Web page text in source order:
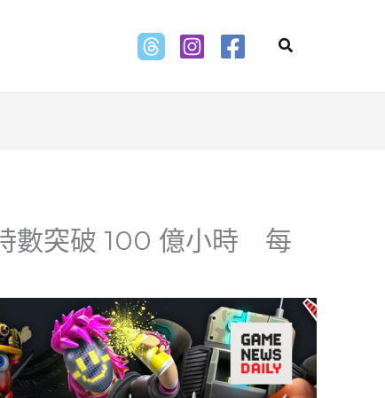
Search
數突破 100 億小時 每